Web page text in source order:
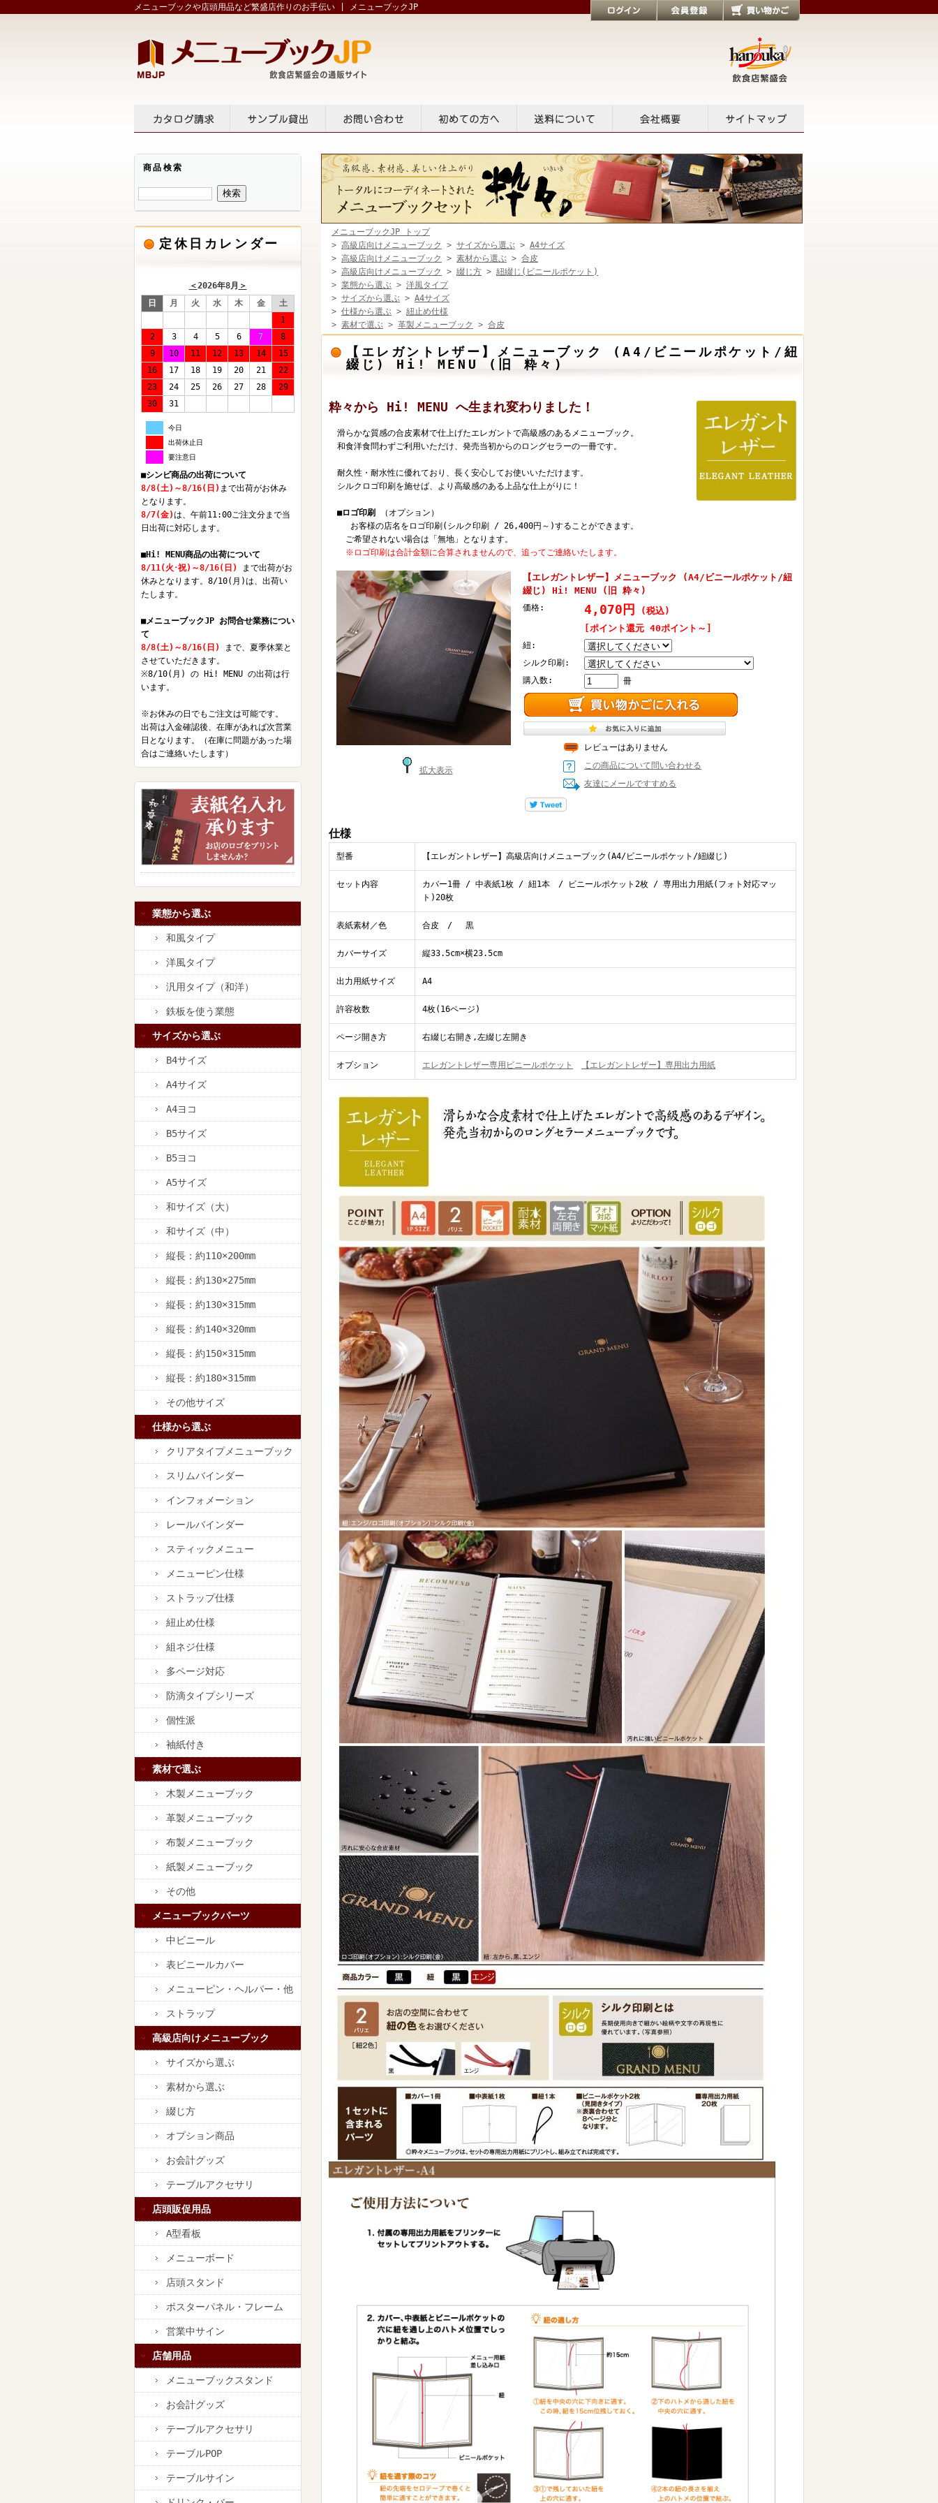
メニューブックや店頭用品など繁盛店作りのお手伝い | メニューブックJP
商品検索
定休日カレンダー
＜2026年8月 ＞
日
月 火 水 木 金
土
1
2
3 4 5 6 7
8
9
10 11 12 13 14
15
16
17 18 19 20 21
22
23
24 25 26 27 28
29
30
31
今日
出荷休止日
要注意日
■シンビ商品の出荷について
8/8(土)～8/16(日) まで出荷がお休み
となります。
8/7(金)は、午前11:00ご注文分まで当
日出荷に対応します。
■Hi! MENU商品の出荷について
8/11(火･祝)～8/16(日)
まで出荷がお
休みとなります。8/10(月)は、出荷い
たします。
■メニューブックJP お問合せ業務につい
て
8/8(土)～8/16(日)
まで、夏季休業と
させていただきます。
※8/10(月) の Hi! MENU の出荷は行
います。
※お休みの日でもご注文は可能です。
出荷は入金確認後、在庫があれば次営業
日となります。（在庫に問題があった場
合はご連絡いたします）
業態から選ぶ
和風タイプ
洋風タイプ
汎用タイプ（和洋）
鉄板を使う業態
サイズから選ぶ
B4サイズ
A4サイズ
A4ヨコ
B5サイズ
B5ヨコ
A5サイズ
和サイズ（大）
和サイズ（中）
縦長：約110×200mm
縦長：約130×275mm
縦長：約130×315mm
縦長：約140×320mm
縦長：約150×315mm
縦長：約180×315mm
その他サイズ
仕様から選ぶ
クリアタイプメニューブック
スリムバインダー
インフォメーション
レールバインダー
スティックメニュー
メニューピン仕様
ストラップ仕様
紐止め仕様
組ネジ仕様
多ページ対応
防滴タイプシリーズ
個性派
袖紙付き
素材で選ぶ
木製メニューブック
革製メニューブック
布製メニューブック
紙製メニューブック
その他
メニューブックパーツ
中ビニール
表ビニールカバー
メニューピン・ヘルパー・他
ストラップ
高級店向けメニューブック
サイズから選ぶ
素材から選ぶ
綴じ方
オプション商品
お会計グッズ
テーブルアクセサリ
店頭販促用品
A型看板
メニューボード
店頭スタンド
ポスターパネル・フレーム
営業中サイン
店舗用品
メニューブックスタンド
お会計グッズ
テーブルアクセサリ
テーブルPOP
テーブルサイン
メニューブックJP トップ
> 高級店向けメニューブック > サイズから選ぶ > A4サイズ
> 高級店向けメニューブック > 素材から選ぶ > 合皮
> 高級店向けメニューブック > 綴じ方 > 紐綴じ(ビニールポケット)
> 業態から選ぶ > 洋風タイプ
> サイズから選ぶ > A4サイズ
> 仕様から選ぶ > 紐止め仕様
> 素材で選ぶ > 革製メニューブック > 合皮
【エレガントレザー】メニューブック (A4/ビニールポケット/紐
綴じ) Hi! MENU (旧 粋々)
粋々から Hi! MENU へ生まれ変わりました！
滑らかな質感の合皮素材で仕上げたエレガントで高級感のあるメニューブック。
和食洋食問わずご利用いただけ、発売当初からのロングセラーの一冊です。
耐久性・耐水性に優れており、長く安心してお使いいただけます。
シルクロゴ印刷を施せば、より高級感のある上品な仕上がりに！
■ロゴ印刷
（オプション）
お客様の店名をロゴ印刷(シルク印刷 / 26,400円～)することができます。
ご希望されない場合は「無地」となります。
※ロゴ印刷は合計金額に合算されませんので、追ってご連絡いたします。
拡大表示
【エレガントレザー】メニューブック (A4/ビニールポケット/紐
綴じ) Hi! MENU (旧 粋々)
価格: 4,070円
(税込)
[ポイント還元 40ポイント～]
紐:
シルク印刷:
購入数:
冊
レビューはありません
この商品について問い合わせる
友達にメールですすめる
仕様
型番 【エレガントレザー】高級店向けメニューブック(A4/ビニールポケット/紐綴じ)
セット内容
カバー1冊 / 中表紙1枚 / 紐1本 / ビニールポケット2枚 / 専用出力用紙(フォト対応マッ
ト)20枚
表紙素材／色 合皮 / 黒
カバーサイズ 縦33.5cm×横23.5cm
出力用紙サイズ A4
許容枚数 4枚(16ページ)
ページ開き方 右綴じ右開き,左綴じ左開き
オプション エレガントレザー専用ビニールポケット 【エレガントレザー】専用出力用紙